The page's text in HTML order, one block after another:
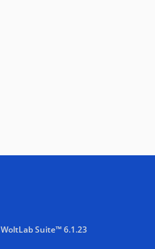
WoltLab Suite™ 6.1.23